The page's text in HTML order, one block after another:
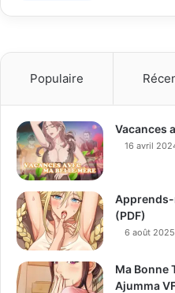
Populaire
Vacances
16 avril
Apprends-
(PDF)
6 août 2025
Ma Bonne
Ajumma